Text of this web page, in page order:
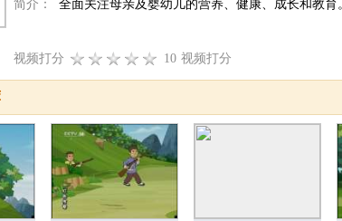
简介：
全面关注母亲及婴幼儿的营养、健康、成长和教
视频打分 10 视频打分